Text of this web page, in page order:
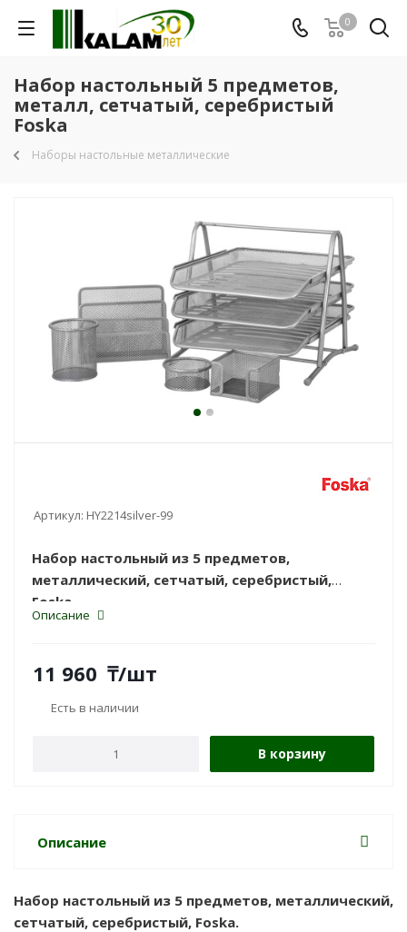
0
Набор настольный 5 предметов,
металл, сетчатый, серебристый
Foska
Наборы настольные металлические
Артикул: HY2214silver-99
Набор настольный из 5 предметов,
металлический, сетчатый, серебристый,
Foska.
Описание
11 960 ₸/шт
Есть в наличии
В корзину
Описание
Набор настольный из 5 предметов, металлический,
сетчатый, серебристый, Foska.